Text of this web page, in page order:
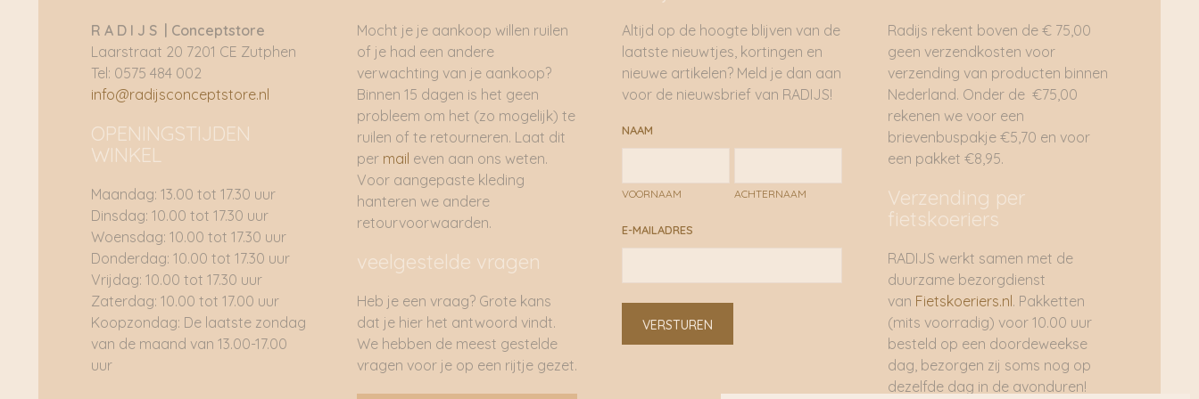
R A D I J S | Conceptstore
Laarstraat 20 7201 CE Zutphen
Tel: 0575 484 002
info@radijsconceptstore.nl
OPENINGSTIJDEN
WINKEL
Maandag: 13.00 tot 17.30 uur
Dinsdag: 10.00 tot 17.30 uur
Woensdag: 10.00 tot 17.30 uur
Donderdag: 10.00 tot 17.30 uur
Vrijdag: 10.00 tot 17.30 uur
Zaterdag: 10.00 tot 17.00 uur
Koopzondag: De laatste zondag
van de maand van 13.00-17.00
uur
Mocht je je aankoop willen ruilen
of je had een andere
verwachting van je aankoop?
Binnen 15 dagen is het geen
probleem om het (zo mogelijk) te
ruilen of te retourneren. Laat dit
permail even aan ons weten.
Voor aangepaste kleding
hanteren we andere
retourvoorwaarden.
veelgestelde vragen
Heb je een vraag? Grote kans
dat je hier het antwoord vindt.
We hebben de meest gestelde
vragen voor je op een rijtje gezet.
Altijd op de hoogte blijven van de
laatste nieuwtjes, kortingen en
nieuwe artikelen? Meld je dan aan
voor de nieuwsbrief van RADIJS!
NAAM
VOORNAAM ACHTERNAAM
E-MAILADRES
VERSTUREN
Radijs rekent boven de € 75,00
geen verzendkosten voor
verzending van producten binnen
Nederland. Onder de €75,00
rekenen we voor een
brievenbuspakje €5,70 en voor
een pakket €8,95.
Verzending per
fietskoeriers
RADIJS werkt samen met de
duurzame bezorgdienst
van Fietskoeriers.nl . Pakketten
(mits voorradig) voor 10.00 uur
besteld op een doordeweekse
dag, bezorgen zij soms nog op
dezelfde dag in de avonduren!